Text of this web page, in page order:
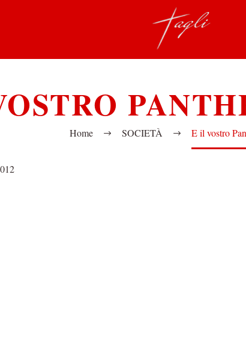
Home SOCIETÀ E il vostro